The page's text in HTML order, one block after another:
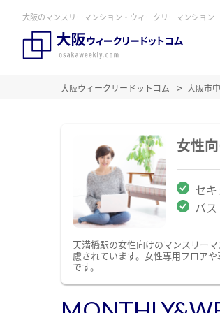
大阪のマンスリーマンション・ウィークリーマンション
大阪ウィークリードットコム 大阪市
女性
セ
バ
天満橋駅の女性向けのマンスリー
慮されています。女性専用フロア
です。